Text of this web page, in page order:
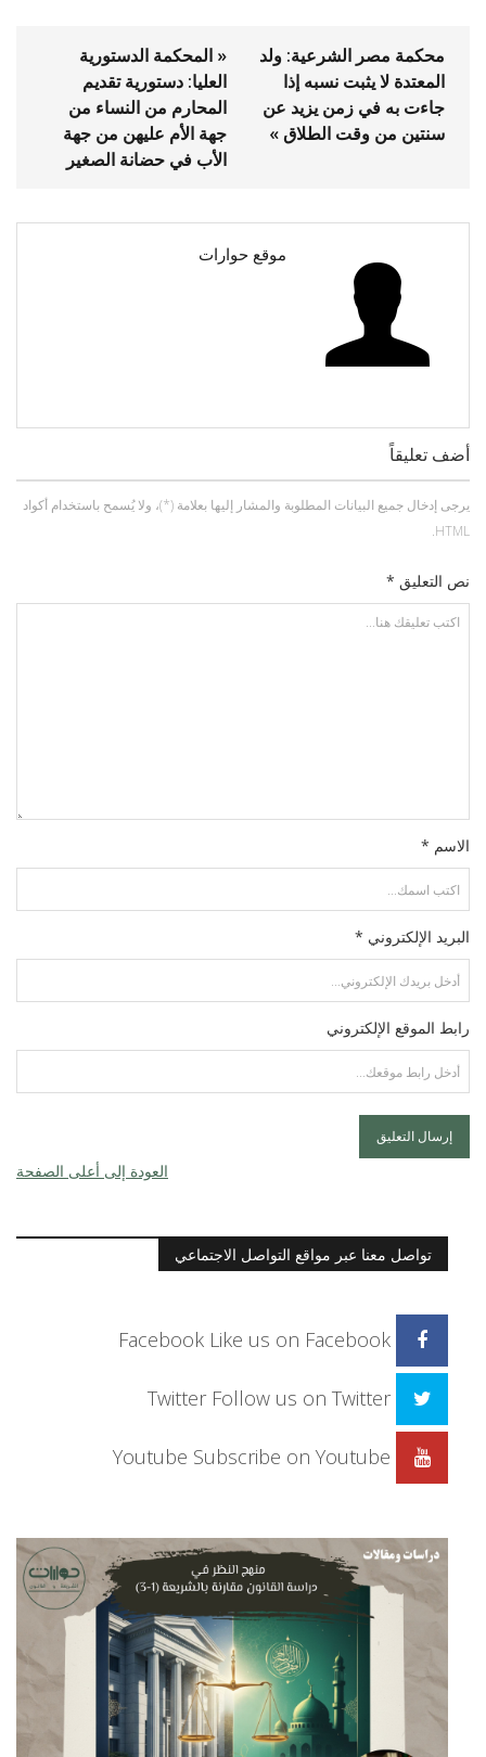
« المحكمة الدستورية
العليا: دستورية تقديم
المحارم من النساء من
جهة الأم عليهن من جهة
الأب في حضانة الصغير
محكمة مصر الشرعية: ولد
المعتدة لا يثبت نسبه إذا
جاءت به في زمن يزيد عن
سنتين من وقت الطلاق »
موقع حوارات
أضف تعليقاً
يرجى إدخال جميع البيانات المطلوبة والمشار إليها بعلامة (*)، ولا يُسمح باستخدام أكواد
HTML.
نص التعليق *
الاسم *
البريد الإلكتروني *
رابط الموقع الإلكتروني
العودة إلى أعلى الصفحة
تواصل معنا عبر مواقع التواصل الاجتماعي
Facebook Like us on Facebook
Twitter Follow us on Twitter
Youtube Subscribe on Youtube